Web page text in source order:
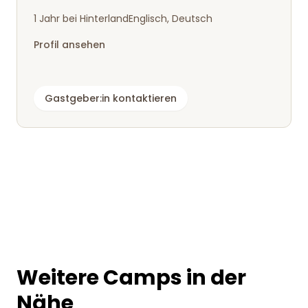
1 Jahr bei HinterlandEnglisch, Deutsch
Profil ansehen
Gastgeber:in kontaktieren
Weitere Camps in der